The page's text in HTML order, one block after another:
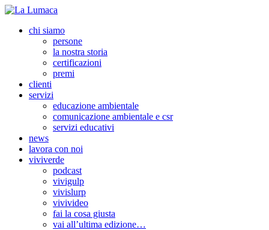
chi siamo
persone
la nostra storia
certificazioni
premi
clienti
servizi
educazione ambientale
comunicazione ambientale e csr
servizi educativi
news
lavora con noi
viviverde
podcast
vivigulp
vivislurp
vivivideo
fai la cosa giusta
vai all’ultima edizione…